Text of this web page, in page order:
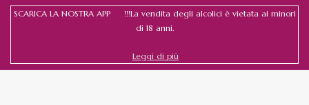
SCARICA LA NOSTRA APP !!!La vendita degli alcolici è vietata ai minori
di 18 anni.
Leggi di più